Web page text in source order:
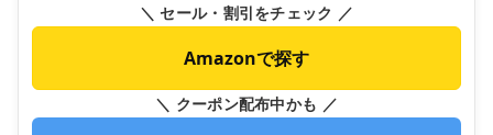
＼ セール・割引をチェック ／
Amazonで探す
＼ クーポン配布中かも ／